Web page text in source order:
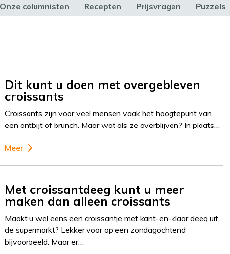
Onze columnisten Recepten Prijsvragen Puzzels
Dit kunt u doen met overgebleven
croissants
Croissants zijn voor veel mensen vaak het hoogtepunt van
een ontbijt of brunch. Maar wat als ze overblijven? In plaats…
Meer
Met croissantdeeg kunt u meer
maken dan alleen croissants
Maakt u wel eens een croissantje met kant-en-klaar deeg uit
de supermarkt? Lekker voor op een zondagochtend
bijvoorbeeld. Maar er…